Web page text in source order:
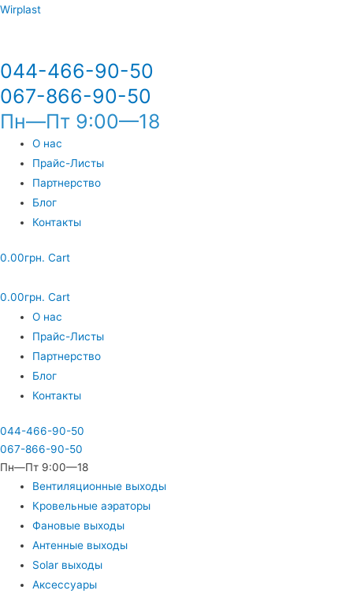
Wirplast
044-466-90-50
067-866-90-50
Пн—Пт 9:00—18
О нас
Прайс-Листы
Партнерство
Блог
Контакты
0.00грн. Cart
0.00грн. Cart
О нас
Прайс-Листы
Партнерство
Блог
Контакты
044-466-90-50
067-866-90-50
Пн—Пт 9:00—18
Вентиляционные выходы
Кровельные аэраторы
Фановые выходы
Антенные выходы
Solar выходы
Аксессуары